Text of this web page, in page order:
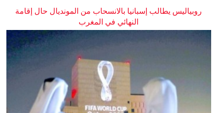
روبياليس يطالب إسبانيا بالانسحاب من المونديال حال إقامة
النهائي في المغرب